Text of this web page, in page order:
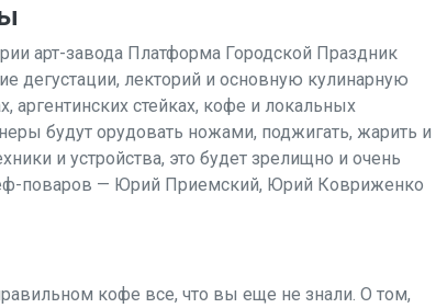
арт-завода Платформа Городской Праздник
дегустации, лекторий и основную кулинарную
аргентинских стейках, кофе и локальных
будут орудовать ножами, поджигать, жарить и
и устройства, это будет зрелищно и очень
поваров — Юрий Приемский, Юрий Ковриженко
кофе все, что вы еще не знали. О том,